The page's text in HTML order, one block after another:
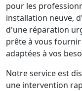
pour les
installation neuve,
d'une réparation
prête à vous
adaptées à vos
Notre service est
une intervention